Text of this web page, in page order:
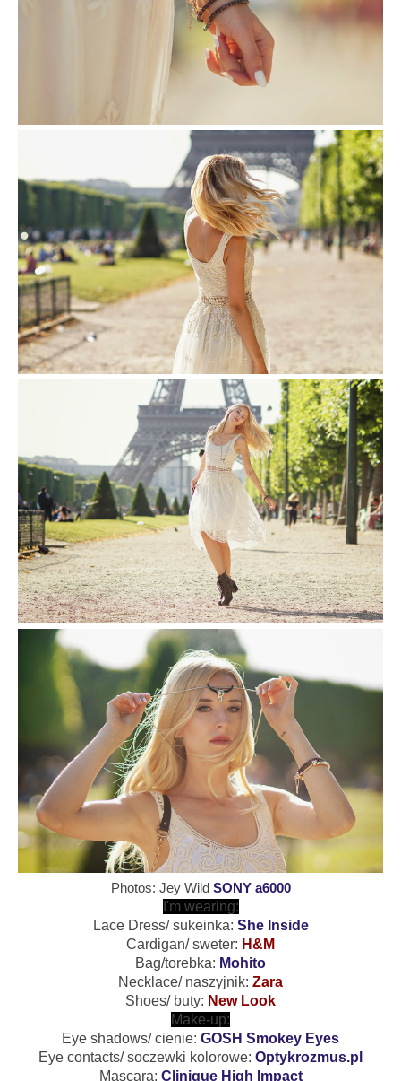
Photos: Jey Wild SONY a6000
I'm wearing:
Lace Dress/ sukeinka: She Inside
Cardigan/ sweter: H&M
Bag/torebka: Mohito
Necklace/ naszyjnik: Zara
Shoes/ buty: New Look
Make-up:
Eye shadows/ cienie: GOSH Smokey Eyes
Eye contacts/ soczewki kolorowe: Optykrozmus.pl
Mascara: Clinique High Impact